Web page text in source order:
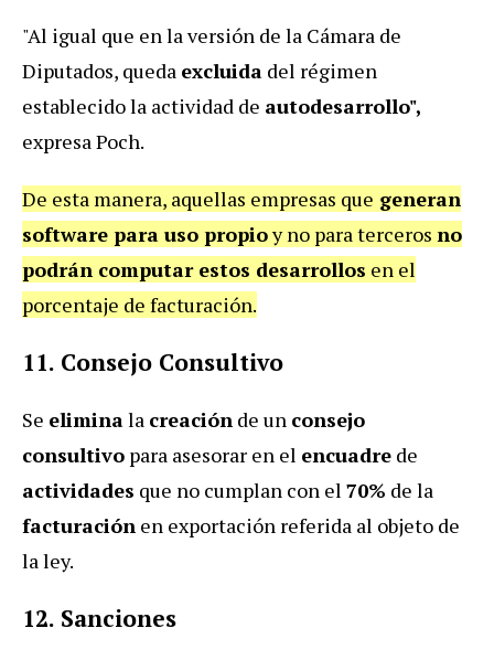
"Al igual que en la versión de la Cámara de
Diputados, queda excluida del régimen
establecido la actividad de autodesarrollo",
expresa Poch.
De esta manera, aquellas empresas que generan
software para uso propioy no para terceros no
podrán computar estos desarrollos en el
porcentaje de facturación.
11. Consejo Consultivo
Se elimina la creación de un consejo
consultivo para asesorar en el encuadre de
actividades que no cumplan con el 70% de la
facturación en exportación referida al objeto de
la ley.
12. Sanciones